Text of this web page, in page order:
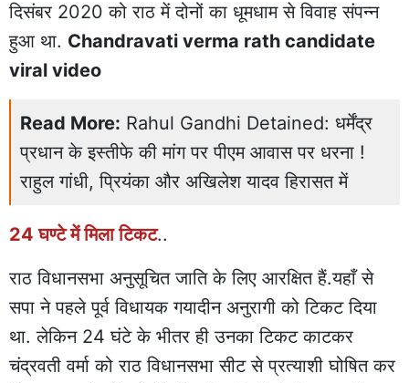
दिसंबर 2020 को राठ में दोनों का धूमधाम से विवाह संपन्न
हुआ था. Chandravati verma rath candidate
viral video
Read More: Rahul Gandhi Detained: धर्मेंद्र
प्रधान के इस्तीफे की मांग पर पीएम आवास पर धरना !
राहुल गांधी, प्रियंका और अखिलेश यादव हिरासत में
24 घण्टे में मिला टिकट..
राठ विधानसभा अनुसूचित जाति के लिए आरक्षित हैं.यहाँ से
सपा ने पहले पूर्व विधायक गयादीन अनुरागी को टिकट दिया
था. लेकिन 24 घंटे के भीतर ही उनका टिकट काटकर
चंद्रवती वर्मा को राठ विधानसभा सीट से प्रत्याशी घोषित कर